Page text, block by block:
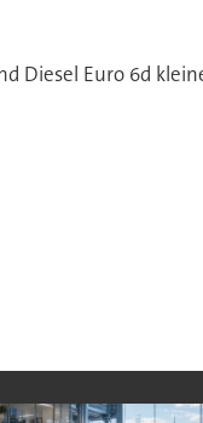
Diesel Euro 6d